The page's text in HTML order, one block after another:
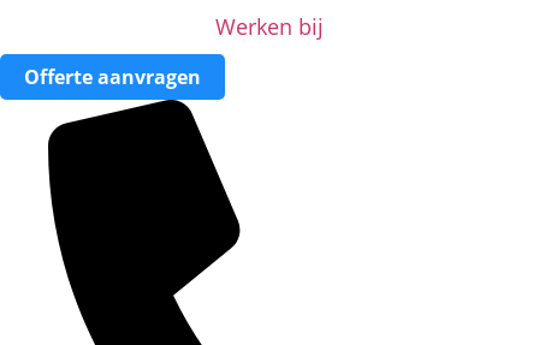
Werken bij
Offerte aanvragen